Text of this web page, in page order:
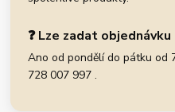
❓ Lze zadat
Ano od pondělí do pátku od
728 007 997 .